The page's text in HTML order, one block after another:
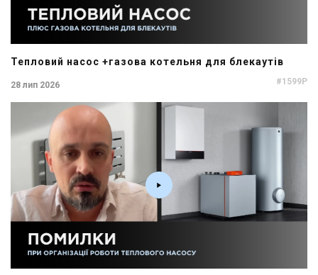
Тепловий насос +газова котельня для блекаутів
28 лип 2026 #1599P